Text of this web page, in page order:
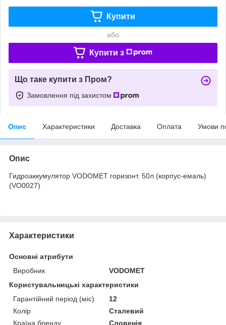
Купити
або
Купити з
Що таке купити з Пром?
Замовлення під захистом
Опис Характеристики Доставка Оплата Умови
Опис
Гидроаккумулятор VODOMET горизонт. 50л (корпус-емаль)
(VO0027)
Характеристики
Основні атрибути
Виробник
VODOMET
Користувальницькі характеристики
Гарантійний період (міс)
12
Колір
Сталевий
Країна бренду
Словенія